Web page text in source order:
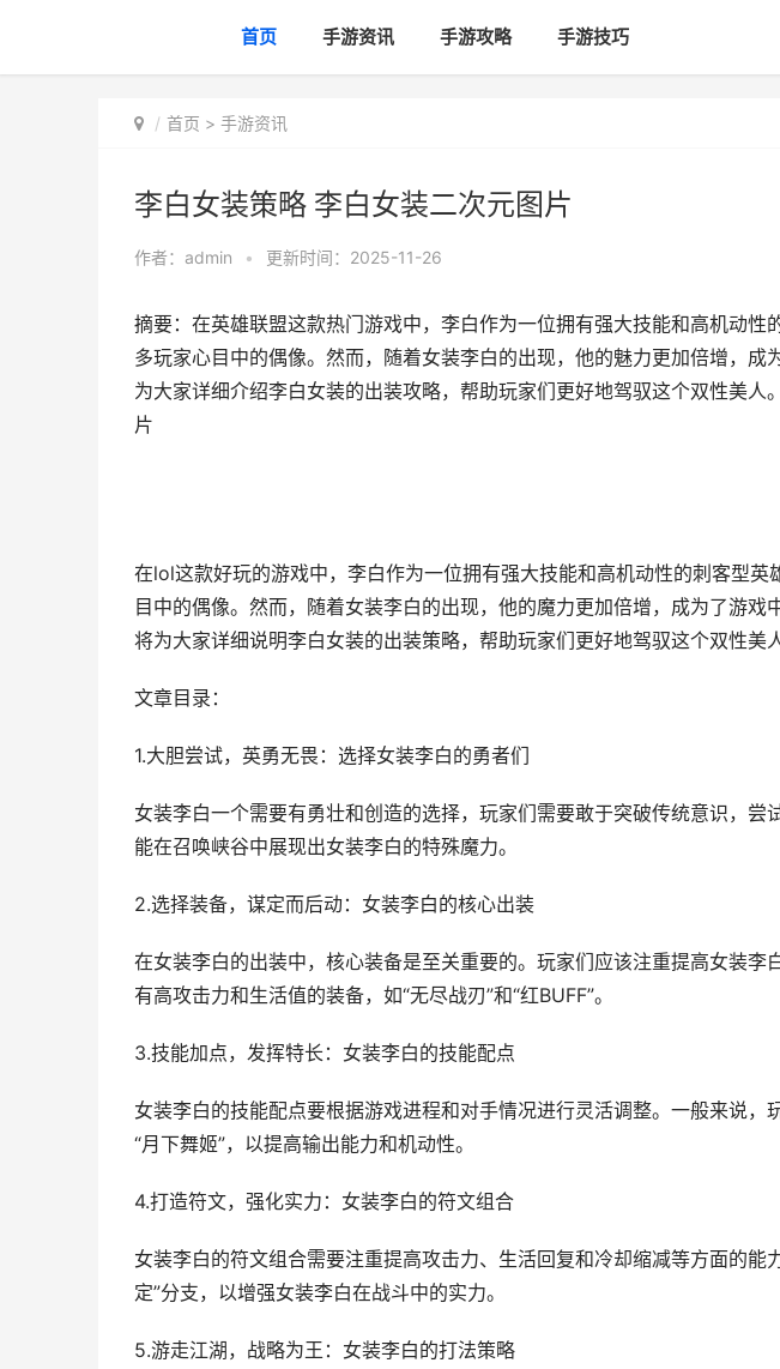
首页 手游资讯 手游攻略 手游技巧
首页 > 手游资讯
李白女装策略 李白女装二次元图片
作者： admin • 更新时间：2025-11-26
摘要：在英雄联盟这款热门游戏中，李白作为一位拥有强大技能和高机动性
多玩家心目中的偶像。然而，随着女装李白的出现，他的魅力更加倍增，成
为大家详细介绍李白女装的出装攻略，帮助玩家们更好地驾驭这个双性美人
片
在lol这款好玩的游戏中，李白作为一位拥有强大技能和高机动性的刺客型英
目中的偶像。然而，随着女装李白的出现，他的魔力更加倍增，成为了游戏
将为大家详细说明李白女装的出装策略，帮助玩家们更好地驾驭这个双性美人
文章目录：
1.大胆尝试，英勇无畏：选择女装李白的勇者们
女装李白一个需要有勇壮和创造的选择，玩家们需要敢于突破传统意识，尝
能在召唤峡谷中展现出女装李白的特殊魔力。
2.选择装备，谋定而后动：女装李白的核心出装
在女装李白的出装中，核心装备是至关重要的。玩家们应该注重提高女装李
有高攻击力和生活值的装备，如“无尽战刃”和“红BUFF”。
3.技能加点，发挥特长：女装李白的技能配点
女装李白的技能配点要根据游戏进程和对手情况进行灵活调整。一般来说，
“月下舞姬”，以提高输出能力和机动性。
4.打造符文，强化实力：女装李白的符文组合
女装李白的符文组合需要注重提高攻击力、生活回复和冷却缩减等方面的能
定”分支，以增强女装李白在战斗中的实力。
5.游走江湖，战略为王：女装李白的打法策略